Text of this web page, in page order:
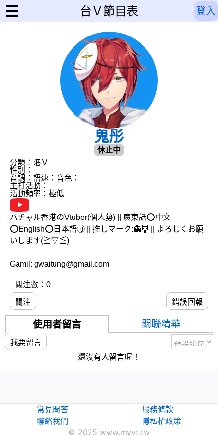
☰ 台Ｖ節目表 登入
鬼彤
休止中
分類：港Ｖ
性別：
音調： 語速： 音色：
主打活動：
活動頻率：極低
バチャル香港のVtuber(個人勢) || 廣東話⭕中文
⭕English⭕日本語🉑 || 推しマーク:👻👹 || よろしくお願
いします(≧▽≦)
Gamil: gwaitung@gmail.com
關注數：0
關注 錯誤回報
使用者留言 關聯精華
我要留言
還沒有人留言喔！
常見問答
聯絡我們
服務條款
隱私權政策
© 2025 www.myvt.tw